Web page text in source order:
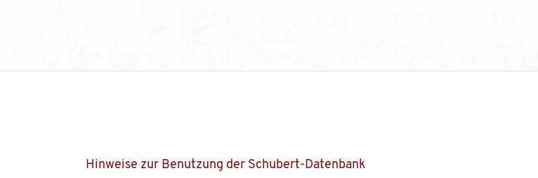
Hinweise zur Benutzung der Schubert-Datenbank